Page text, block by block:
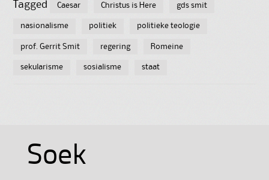
Tagged Caesar Christus is Here gds smit
nasionalisme politiek politieke teologie
prof. Gerrit Smit regering Romeine
sekularisme sosialisme staat
Soek